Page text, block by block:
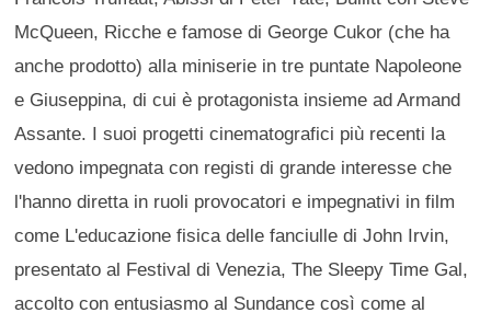
McQueen, Ricche e famose di George Cukor (che ha
anche prodotto) alla miniserie in tre puntate Napoleone
e Giuseppina, di cui è protagonista insieme ad Armand
Assante. I suoi progetti cinematografici più recenti la
vedono impegnata con registi di grande interesse che
l'hanno diretta in ruoli provocatori e impegnativi in film
come L'educazione fisica delle fanciulle di John Irvin,
presentato al Festival di Venezia, The Sleepy Time Gal,
accolto con entusiasmo al Sundance così come al